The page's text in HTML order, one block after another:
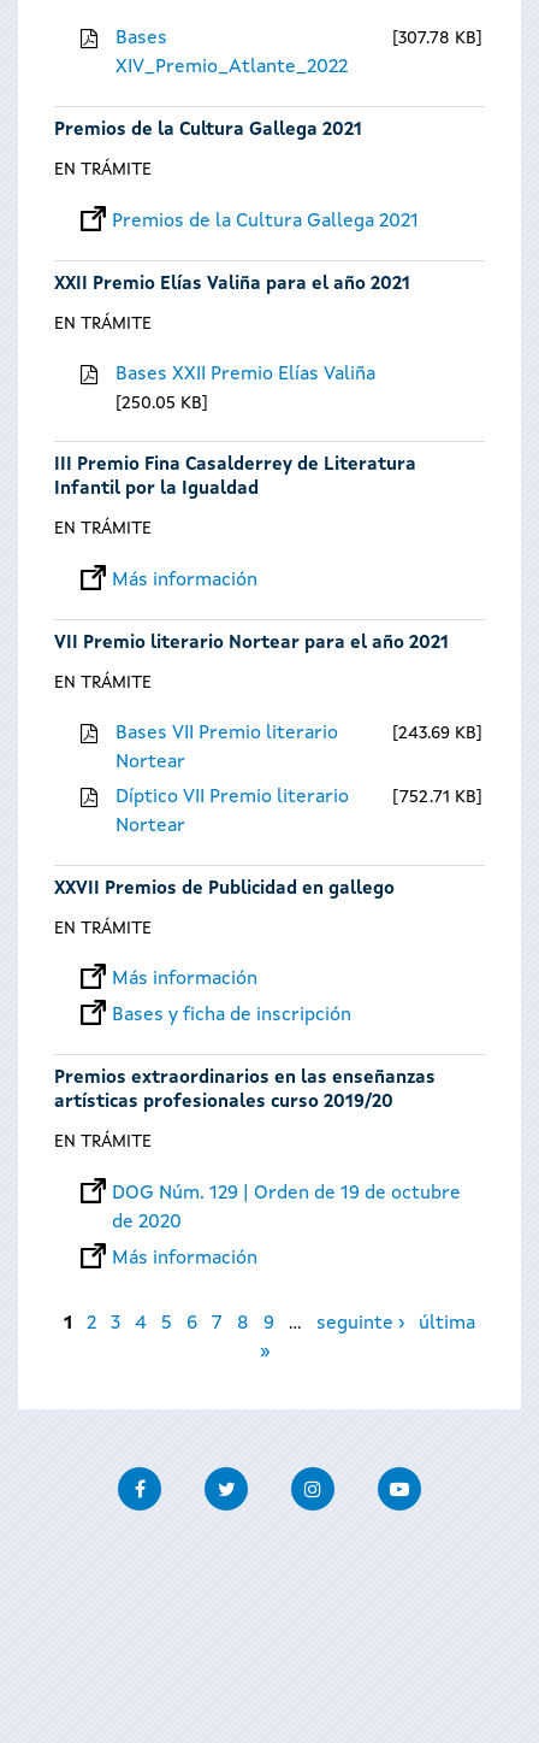
Bases
XIV_Premio_Atlante_2022
307.78 KB
Premios de la Cultura Gallega 2021
EN TRÁMITE
Premios de la Cultura Gallega 2021
XXII Premio Elías Valiña para el año 2021
EN TRÁMITE
Bases XXII Premio Elías Valiña
250.05 KB
III Premio Fina Casalderrey de Literatura
Infantil por la Igualdad
EN TRÁMITE
Más información
VII Premio literario Nortear para el año 2021
EN TRÁMITE
Bases VII Premio literario
Nortear
243.69 KB
Díptico VII Premio literario
Nortear
752.71 KB
XXVII Premios de Publicidad en gallego
EN TRÁMITE
Más información
Bases y ficha de inscripción
Premios extraordinarios en las enseñanzas
artísticas profesionales curso 2019/20
EN TRÁMITE
DOG Núm. 129 | Orden de 19 de octubre
de 2020
Más información
Páginas
1 2 3 4 5 6 7 8 9 … seguinte ›
última
»
FacebookTwitter InstagramYoutube